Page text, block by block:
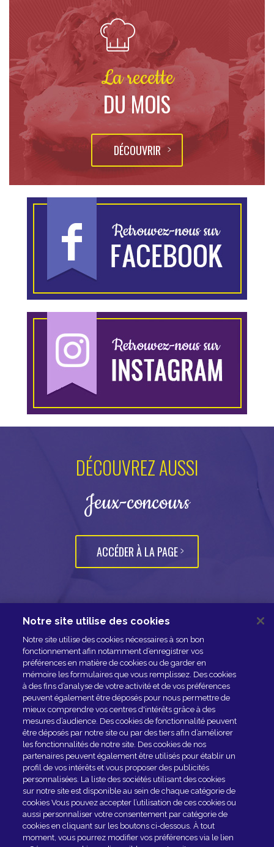
La recette
DU MOIS
DÉCOUVRIR
DÉCOUVREZ AUSSI
Jeux-concours
ACCÉDER À LA PAGE
NOUS CONTACTER
ESPACE PRESSE
NOS PARTENAIRES
Rejoindre le club
EN SAVOIR PLUS
Notre site utilise des cookies
Notre site utilise des cookies nécessaires à son bon
fonctionnement afin notamment d’enregistrer vos
préférences en matière de cookies ou de garder en
mémoire les formulaires que vous remplissez. Des cookies
à des fins d’analyse de votre activité et de vos préférences
peuvent également être déposés pour nous permettre de
mieux comprendre vos centres d'intérêts grâce à des
mesures d’audience. Des cookies de fonctionnalité peuvent
être déposés par notre site ou par des tiers afin d’améliorer
les fonctionnalités de notre site. Des cookies de nos
partenaires peuvent également être utilisés pour établir un
profil de vos intérêts et vous proposer des publicités
personnalisées. La liste des sociétés utilisant des cookies
sur notre site est disponible au sein de chaque catégorie de
cookies Vous pouvez accepter l’utilisation de ces cookies ou
aussi personnaliser votre consentement par catégorie de
cookies en cliquant sur les boutons ci-dessous. À tout
moment, vous pourrez modifier vos préférences via le lien